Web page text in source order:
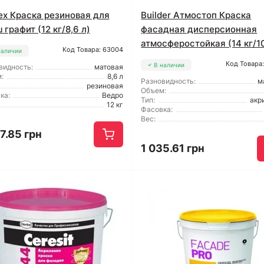
Краска резиновая для
(12 кг/8,6 л)
Код Товара: 63004
матовая
8,6 л
резиновая
Ведро
12 кг
грн
Builder Атмостоп Краска
фасадная дисперсионная
атмосферостойкая (14 кг/
В наличии Код
Разновидность:
Объем:
Тип:
Фасовка:
Вес:
1 035.61 грн